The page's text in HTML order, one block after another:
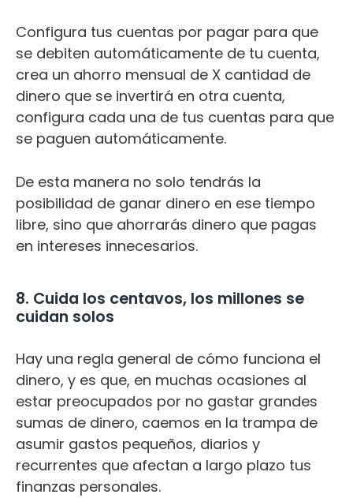
Configura tus cuentas por pagar para que
se debiten automáticamente de tu cuenta,
crea un ahorro mensual de X cantidad de
dinero que se invertirá en otra cuenta,
configura cada una de tus cuentas para que
se paguen automáticamente.
De esta manera no solo tendrás la
posibilidad de ganar dinero en ese tiempo
libre, sino que ahorrarás dinero que pagas
en intereses innecesarios.
8. Cuida los centavos, los millones se
cuidan solos
Hay una regla general de cómo funciona el
dinero, y es que, en muchas ocasiones al
estar preocupados por no gastar grandes
sumas de dinero, caemos en la trampa de
asumir gastos pequeños, diarios y
recurrentes que afectan a largo plazo tus
finanzas personales.